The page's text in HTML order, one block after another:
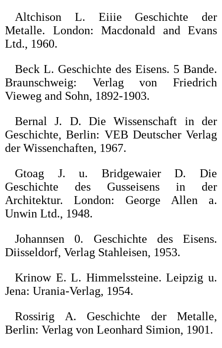
Altchison L. Eiiie Geschichte der
Metalle. London: Macdonald and Evans
Ltd., 1960.
Beck L. Geschichte des Eisens. 5 Bande.
Braunschweig: Verlag von Friedrich
Vieweg and Sohn, 1892-1903.
Bernal J. D. Die Wissenschaft in der
Geschichte, Berlin: VEB Deutscher Verlag
der Wissenchaften, 1967.
Gtoag J. u. Bridgewaier D. Die
Geschichte des Gusseisens in der
Architektur. London: George Allen a.
Unwin Ltd., 1948.
Johannsen 0. Geschichte des Eisens.
Diisseldorf, Verlag Stahleisen, 1953.
Krinow E. L. Himmelssteine. Leipzig u.
Jena: Urania-Verlag, 1954.
Rossirig A. Geschichte der Metalle,
Berlin: Verlag von Leonhard Simion, 1901.